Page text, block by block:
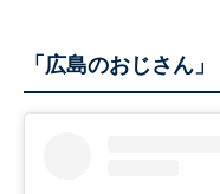
「広島のおじさん」